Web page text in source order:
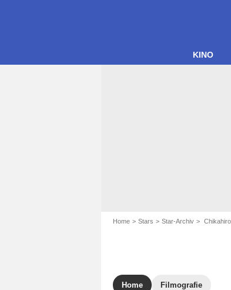
KINO
Home Stars Star-Archiv
Home Filmografie